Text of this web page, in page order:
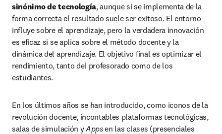
sinónimo de tecnología, aunque si se implementa de la
forma correcta el resultado suele ser exitoso. El entorno
influye sobre el aprendizaje, pero la verdadera innovación
es eficaz si se aplica sobre el método docente y la
dinámica del aprendizaje. El objetivo final es optimizar el
rendimiento, tanto del profesorado como de los
estudiantes.
En los últimos años se han introducido, como iconos de la
revolución docente, incontables plataformas tecnológicas,
salas de simulación y Apps en las clases (presenciales